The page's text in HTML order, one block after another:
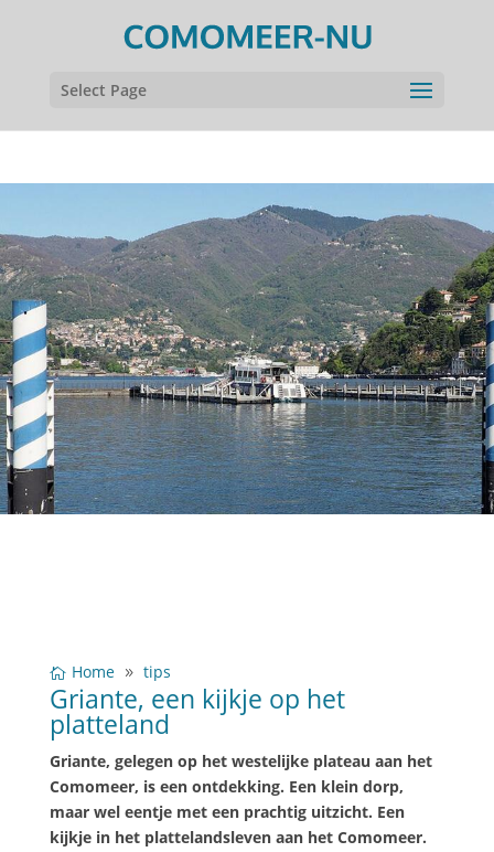
Select Page
Home tips
Griante, een kijkje op het
platteland
Griante, gelegen op het westelijke plateau aan het
Comomeer, is een ontdekking. Een klein dorp,
maar wel eentje met een prachtig uitzicht. Een
kijkje in het plattelandsleven aan het Comomeer.